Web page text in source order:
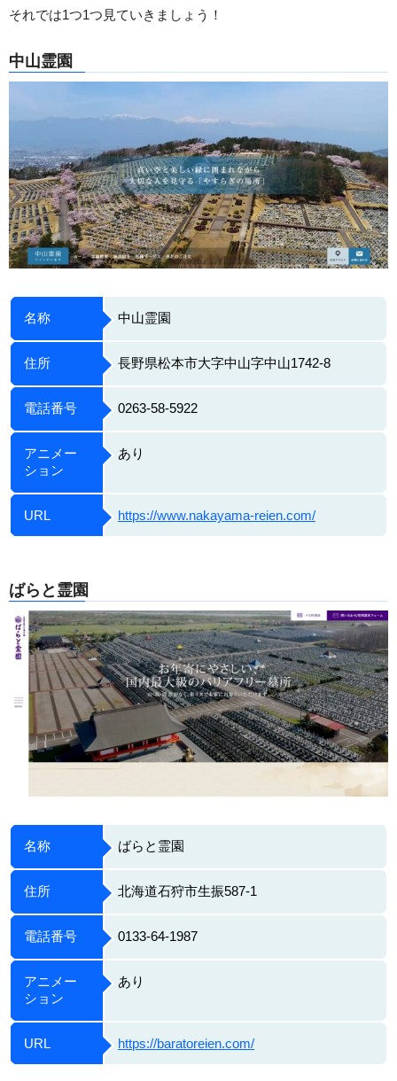
それでは1つ1つ見ていきましょう！
中山霊園
名称 中山霊園
住所 長野県松本市大字中山字中山1742-8
電話番号 0263-58-5922
アニメー
ション
あり
URL https://www.nakayama-reien.com/
ばらと霊園
名称 ばらと霊園
住所 北海道石狩市生振587-1
電話番号 0133-64-1987
アニメー
ション
あり
URL https://baratoreien.com/